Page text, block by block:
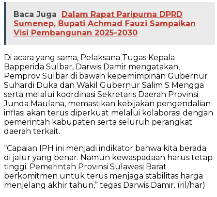
Baca Juga
Dalam Rapat Paripurna DPRD
Sumenep, Bupati Achmad Fauzi Sampaikan
Visi Pembangunan 2025-2030
Di acara yang sama, Pelaksana Tugas Kepala
Bapperida Sulbar, Darwis Damir mengatakan,
Pemprov Sulbar di bawah kepemimpinan Gubernur
Suhardi Duka dan Wakil Gubernur Salim S Mengga
serta melalui koordinasi Sekretaris Daerah Provinsi
Junda Maulana, memastikan kebijakan pengendalian
inflasi akan terus diperkuat melalui kolaborasi dengan
pemerintah kabupaten serta seluruh perangkat
daerah terkait.
“Capaian IPH ini menjadi indikator bahwa kita berada
di jalur yang benar. Namun kewaspadaan harus tetap
tinggi. Pemerintah Provinsi Sulawesi Barat
berkomitmen untuk terus menjaga stabilitas harga
menjelang akhir tahun,” tegas Darwis Damir. (ril/har)